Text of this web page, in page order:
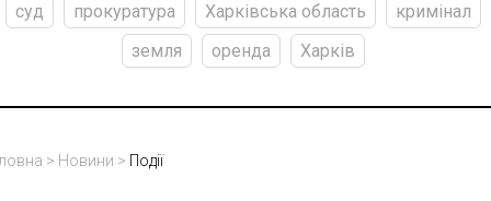
суд прокуратура Харківська область
кримінал
земля
оренда Харків
> Новини > Події